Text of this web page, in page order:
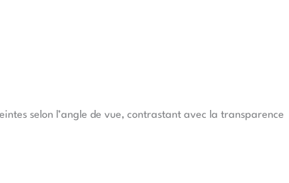
selon l’angle de vue, contrastant avec la transparence